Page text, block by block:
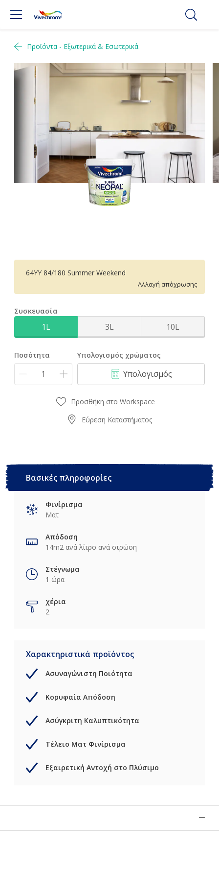
Προϊόντα - Εξωτερικά & Εσωτερικά
64YY 84/180 Summer Weekend
Αλλαγή απόχρωσης
Συσκευασία
1L 3L 10L
Ποσότητα Υπολογισμός χρώματος
Υπολογισμός
Προσθήκη στο Workspace
Εύρεση Καταστήματος
Βασικές πληροφορίες
Φινίρισμα
Ματ
Απόδοση
14m2 ανά λίτρο ανά στρώση
Στέγνωμα
1 ώρα
χέρια
2
Χαρακτηριστικά προϊόντος
Ασυναγώνιστη Ποιότητα
Κορυφαία Απόδοση
Ασύγκριτη Καλυπτικότητα
Τέλειο Ματ Φινίρισμα
Εξαιρετική Αντοχή στο Πλύσιμο